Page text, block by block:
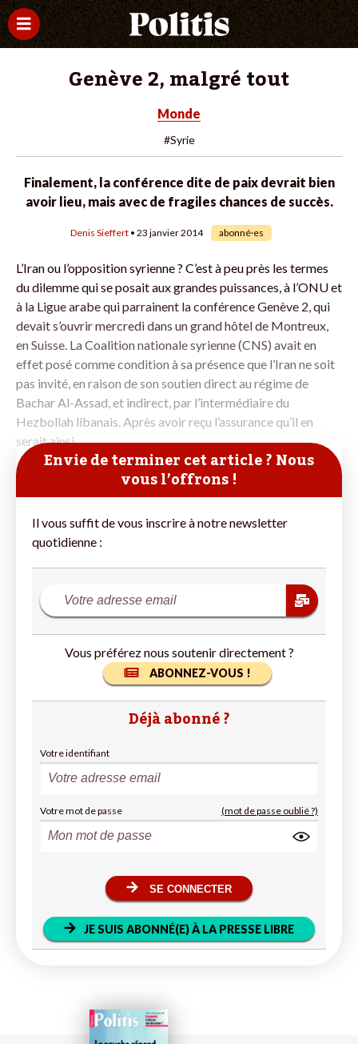
Genève 2, malgré tout
Monde
#Syrie
Finalement, la conférence dite de paix devrait bien
avoir lieu, mais avec de fragiles chances de succès.
Denis Sieffert • 23 janvier 2014 abonné·es
L’Iran ou l’opposition syrienne ? C’est à peu près les termes
du dilemme qui se posait aux grandes puissances, à l’ONU et
à la Ligue arabe qui parrainent la conférence Genève 2, qui
devait s’ouvrir mercredi dans un grand hôtel de Montreux,
en Suisse. La Coalition nationale syrienne (CNS) avait en
effet posé comme condition à sa présence que l’Iran ne soit
pas invité, en raison de son soutien direct au régime de
Bachar Al-Assad, et indirect, par l’intermédiaire du
Hezbollah libanais. Après avoir reçu l’assurance qu’il en
serait ainsi,
Envie de terminer cet article ? Nous
vous l’offrons !
Il vous suffit de vous inscrire à notre newsletter
quotidienne :
Vous préférez nous soutenir directement ?
ABONNEZ-VOUS !
Déjà abonné ?
Votre identifiant
Votre mot de passe (mot de passe oublié ?)
SE CONNECTER
JE SUIS ABONNÉ(E) À LA PRESSE LIBRE